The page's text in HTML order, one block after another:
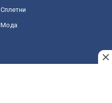
Сплетни
Мода